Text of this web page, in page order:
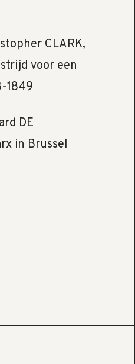
CLARK,
voor een
1849
DE
in Brussel